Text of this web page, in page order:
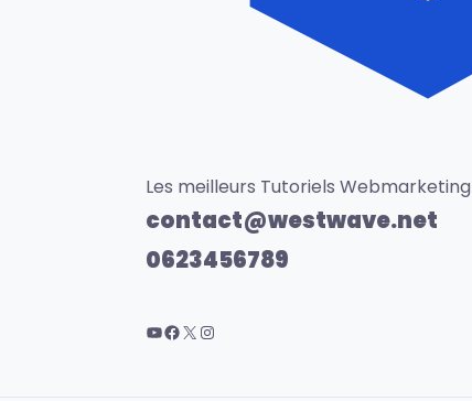
Les meilleurs Tutoriels Webmarketing
contact@westwave.net
0623456789